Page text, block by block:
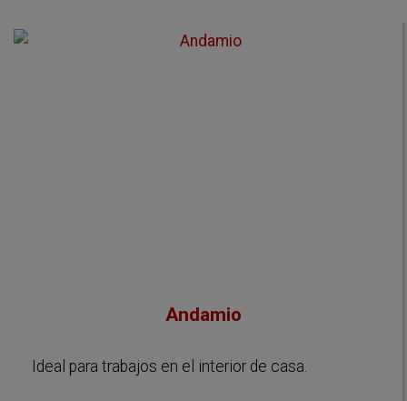
Andamio
Ideal para trabajos en el interior de casa.